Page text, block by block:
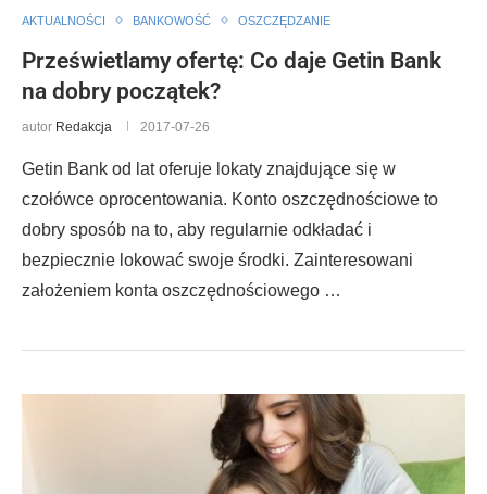
AKTUALNOŚCI BANKOWOŚĆ OSZCZĘDZANIE
Prześwietlamy ofertę: Co daje Getin Bank
na dobry początek?
autor Redakcja 2017-07-26
Getin Bank od lat oferuje lokaty znajdujące się w
czołówce oprocentowania. Konto oszczędnościowe to
dobry sposób na to, aby regularnie odkładać i
bezpiecznie lokować swoje środki. Zainteresowani
założeniem konta oszczędnościowego …